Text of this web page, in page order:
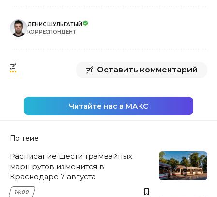
ДЕНИС ШУЛЬГАТЫЙ
КОРРЕСПОНДЕНТ
Оставить комментарий
Читайте нас в МАКС
По теме
Расписание шести трамвайных
маршрутов изменится в
Краснодаре 7 августа
14:09